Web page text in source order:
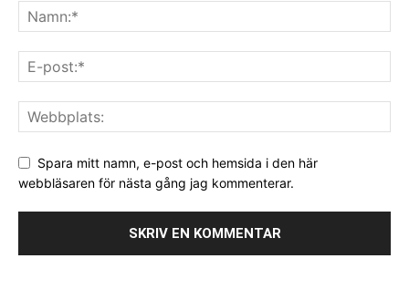
Spara mitt namn, e-post och hemsida i den här
webbläsaren för nästa gång jag kommenterar.